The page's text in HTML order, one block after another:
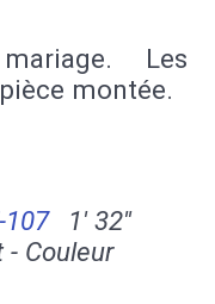
Les
montée.
107
1' 32''
Couleur